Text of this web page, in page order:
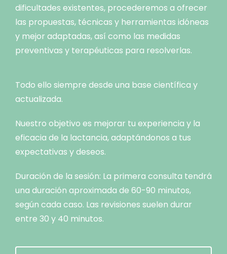
dificultades existentes, procederemos a ofrecer
las propuestas, técnicas y herramientas idóneas
y mejor adaptadas, así como las medidas
preventivas y terapéuticas para resolverlas.
Todo ello siempre desde una base científica y
actualizada.
Nuestro objetivo es mejorar tu experiencia y la
eficacia de la lactancia, adaptándonos a tus
expectativas y deseos.
Duración de la sesión: La primera consulta tendrá
una duración aproximada de 60-90 minutos,
según cada caso. Las revisiones suelen durar
entre 30 y 40 minutos.